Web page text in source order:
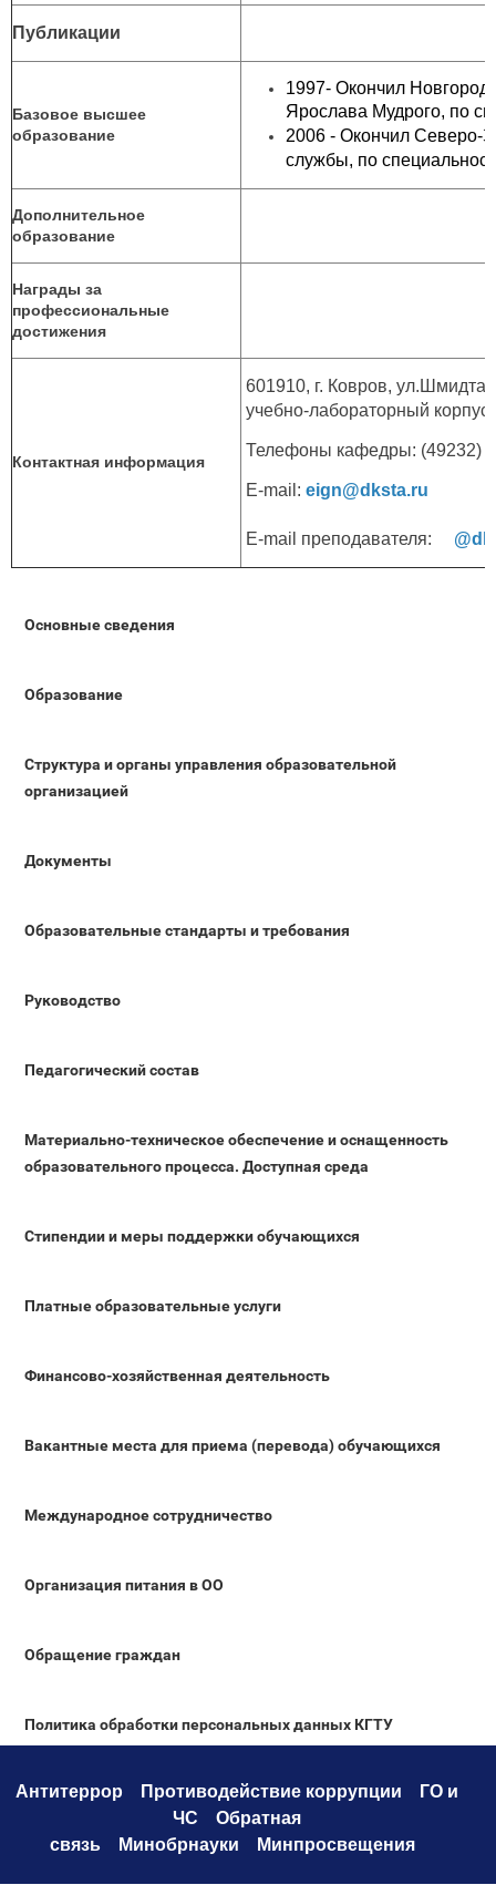
Основные сведения
Образование
Структура и органы управления образовательной
организацией
Документы
Образовательные стандарты и требования
Руководство
Педагогический состав
Материально-техническое обеспечение и оснащенность
образовательного процесса. Доступная среда
Стипендии и меры поддержки обучающихся
Платные образовательные услуги
Финансово-хозяйственная деятельность
Вакантные места для приема (перевода) обучающихся
Международное сотрудничество
Организация питания в ОО
Обращение граждан
Политика обработки персональных данных КГТУ
Публикации
Базовое высшее
образование
1997- Окончил
Ярослава Мудрого, по
2006 - Окончил Северо-
службы, по
Дополнительное
образование
Награды за
профессиональные
достижения
Контактная информация
601910, г. Ковров, ул.Шмидта,
учебно-лабораторный
Телефоны кафедры: (49232)
E-mail: eign@dksta.ru
E-mail преподавателя:
Антитеррор Противодействие коррупции
ГО и
ЧС
Обратная
связь
Минобрнауки Минпросвещения